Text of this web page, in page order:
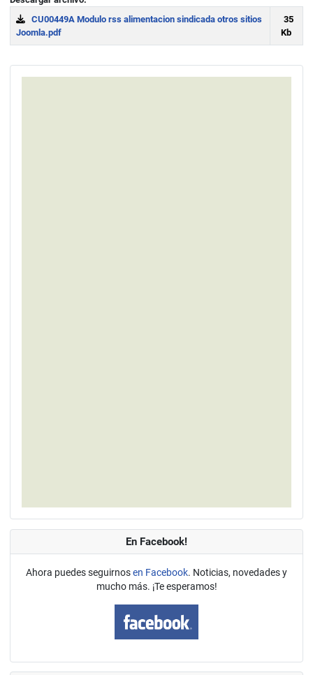
CU00449A Modulo rss alimentacion sindicada otros sitios
Joomla.pdf
35
Kb
En Facebook!
Ahora puedes seguirnosen Facebook. Noticias, novedades y
mucho más. ¡Te esperamos!